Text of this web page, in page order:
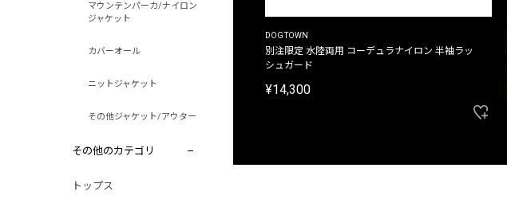
マウンテンパーカ/ナイロン
ジャケット
カバーオール
ニットジャケット
その他ジャケット/アウター
その他のカテゴリ
トップス
別注限定 ピグメントダイ バックプリント サーフ
DOGTOWN
別注限定 水陸両用 コーデュラナイロン 半袖ラッ
シュガード
¥14,300